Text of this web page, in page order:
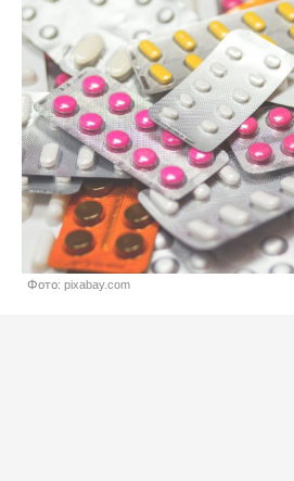
Фото: pixabay.com